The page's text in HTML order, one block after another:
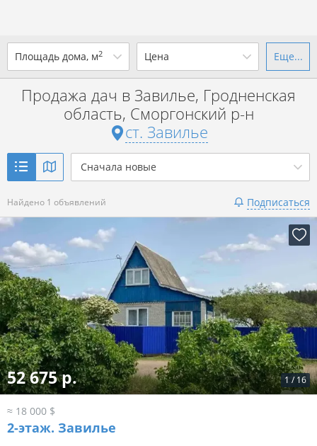
Площадь дома, м2
от до
Показать 1 объявление
Цена
от до
р. за всё
Еще...
Продажа дач в Завилье, Гродненская
область, Сморгонский р-н
ст. Завилье
Сначала новые
Найдено 1 объявлений Подписаться
1 / 16
52 675 р.
≈ 18 000 $
2-этаж. Завилье
Ваш город -ст. Завилье?
Да Выбрать город